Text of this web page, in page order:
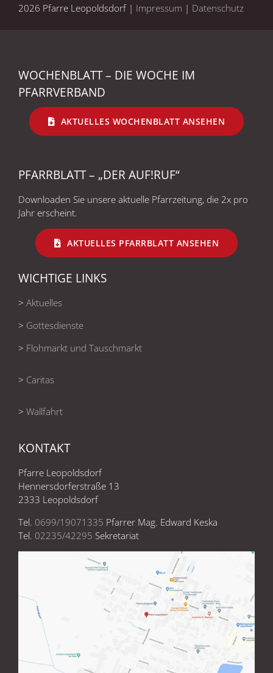
2026 Pfarre Leopoldsdorf | Impressum | Datenschutz
WOCHENBLATT – DIE WOCHE IM
PFARRVERBAND
AKTUELLES WOCHENBLATT ANSEHEN
PFARRBLATT – „DER AUF!RUF“
Downloaden Sie unsere aktuelle Pfarrzeitung, die 2x pro
Jahr erscheint.
AKTUELLES PFARRBLATT ANSEHEN
WICHTIGE LINKS
> Aktuelles
> Gottesdienste
> Flohmarkt und Tauschmarkt
> Caritas
> Wallfahrt
KONTAKT
Pfarre Leopoldsdorf
Hennersdorferstraße 13
2333 Leopoldsdorf
Tel. 0699/19071335 Pfarrer Mag. Edward Keska
Tel. 02235/42295 Sekretariat